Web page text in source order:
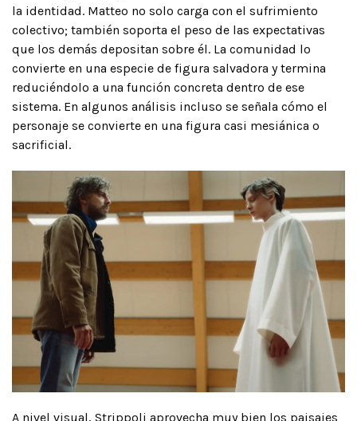
la identidad. Matteo no solo carga con el sufrimiento
colectivo; también soporta el peso de las expectativas
que los demás depositan sobre él. La comunidad lo
convierte en una especie de figura salvadora y termina
reduciéndolo a una función concreta dentro de ese
sistema. En algunos análisis incluso se señala cómo el
personaje se convierte en una figura casi mesiánica o
sacrificial.
A nivel visual, Strippoli aprovecha muy bien los paisajes